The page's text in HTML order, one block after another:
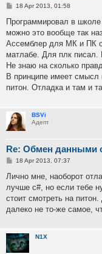
P
s
18 Apr 2013, 01:58
Программировал в
можно это вообще так
Ассемблер для МК и ПК
матлабе. Для плк писал.
Не знаю на сколько
В принципе имеет смысл
питон. Отладка и там и
BSVi
Адепт
Re: Обмен данными
P
s
18 Apr 2013, 07:37
Лично мне, наоборот
лучше c#, но если тебе
стоит смотреть на
далеко не то-же самое,
N1X